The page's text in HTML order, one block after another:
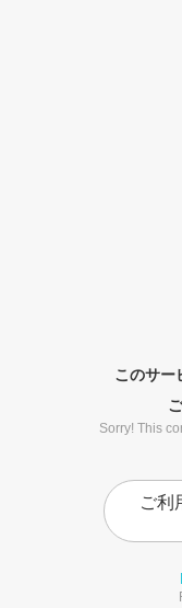
このサー
Sorry! This
ご利